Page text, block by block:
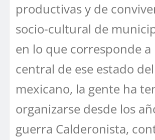
productivas y de
socio-cultural de
en lo que corresponde
central de ese estado
mexicano, la gente ha
organizarse desde los
guerra Calderonista,